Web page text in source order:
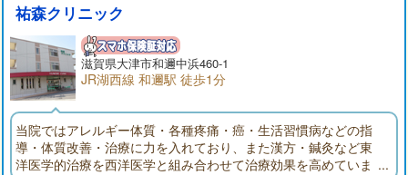
感が少ないよう心がけています。また、地域の多くの医療機関
と連携しているため、必要な場合は、迅速に他の病院へ紹介す
ることが可能です。内科では、風邪や感染症はもちろん、特に
生活習慣病の診療に力をいれています。糖尿病、高血圧、高脂
血症、高尿酸血症などの病気は、中高年のみならず、若い患者
さまにも増えています。お身体に不調を感じる方は、まず当院
にて血液検査を受けていただくことをおすすめします。なお小
児科ではお子さまの定期予防接種に対応しており、彦根市在住
の方は無料で接種可能です。当院へは、近江鉄道本線・ひこね
芹川駅から徒歩約16分、JR東海道線・彦根駅から徒歩約20分の
祐森クリニック
滋賀県大津市和邇中浜460-1
JR湖西線 和邇駅 徒歩1分
当院ではアレルギー体質・各種疼痛・癌・生活習慣病などの指
導・体質改善・治療に力を入れており、また漢方・鍼灸など東
洋医学的治療を西洋医学と組み合わせて治療効果を高めていま